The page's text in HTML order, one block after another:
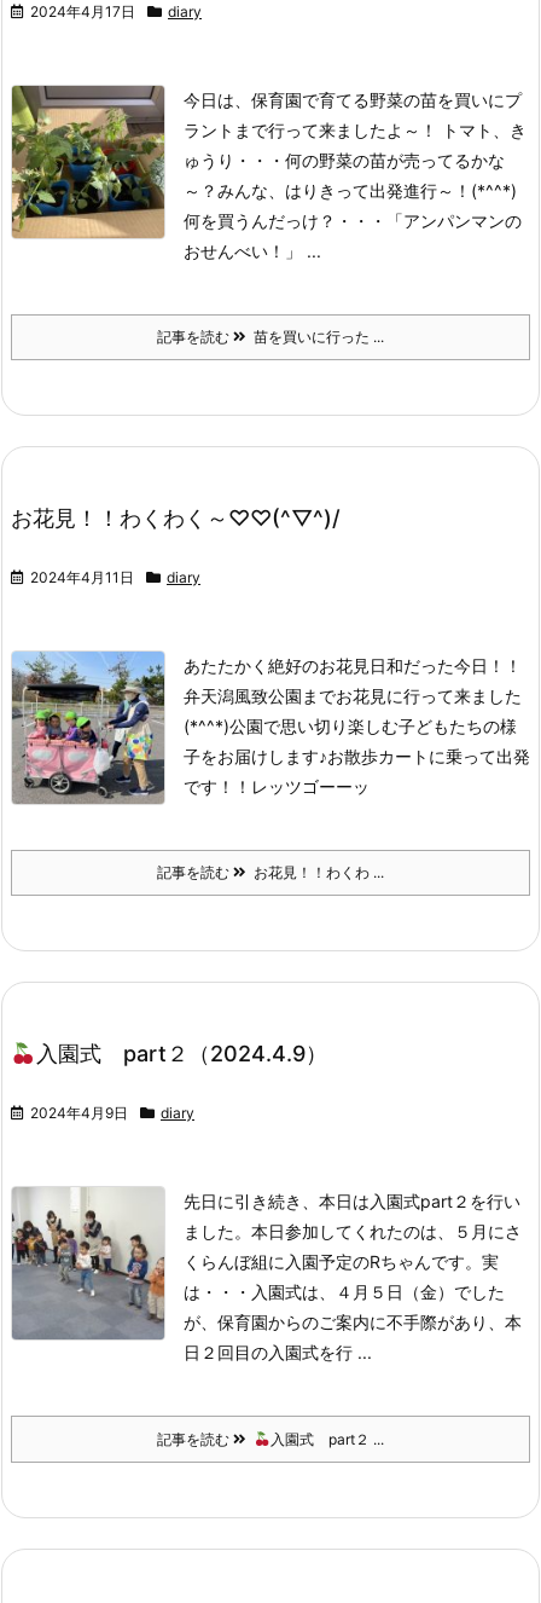
2024年4月17日 diary
今日は、保育園で育てる野菜の苗を買いにプ
ラントまで行って来ましたよ～！ トマト、き
ゅうり・・・何の野菜の苗が売ってるかな
～？みんな、はりきって出発進行～！(*^^*)
何を買うんだっけ？・・・「アンパンマンの
おせんべい！」 ...
記事を読む 苗を買いに行った ...
お花見！！わくわく～♡♡(^▽^)/
2024年4月11日 diary
あたたかく絶好のお花見日和だった今日！！
弁天潟風致公園までお花見に行って来ました
(*^^*)公園で思い切り楽しむ子どもたちの様
子をお届けします♪お散歩カートに乗って出発
です！！ レッツゴーーッ
記事を読む お花見！！わくわ ...
入園式 part２（2024.4.9）
2024年4月9日 diary
先日に引き続き、本日は入園式part２を行い
ました。本日参加してくれたのは、５月にさ
くらんぼ組に入園予定のRちゃんです。 実
は・・・入園式は、４月５日（金）でした
が、保育園からのご案内に不手際があり、本
日２回目の入園式を行 ...
記事を読む 入園式 part２ ...